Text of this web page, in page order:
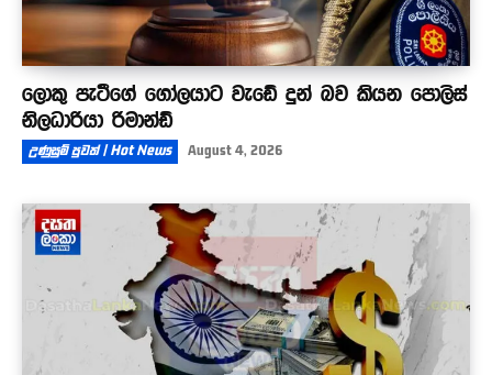
ලොකු පැටීගේ ගෝලයාට වැඩේ දුන් බව කියන පොලිස්
නිලධාරියා රිමාන්ඩ්
උණුසුම් පුවත් | Hot News August 4, 2026